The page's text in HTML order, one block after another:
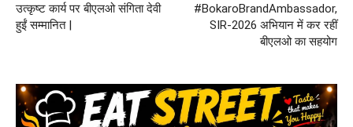
उत्कृष्ट कार्य पर बीएलओ संगिता देवी
हुईं सम्मानित |
#BokaroBrandAmbassador,
SIR-2026 अभियान में कर रहीं
बीएलओ का सहयोग